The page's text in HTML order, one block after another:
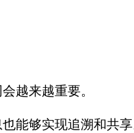
越来越重要。
能够实现追溯和共享